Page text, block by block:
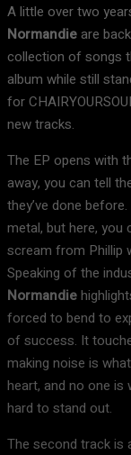
A little over two
Normandie are
collection of songs
album while still
for
new tracks.
The EP opens with
away, you can tell
they’ve done before.
metal, but here, you
scream from Phillip
Speaking of the
Normandie
forced to bend to
of success. It
making noise is
heart, and no one
hard to stand out.
The second track is